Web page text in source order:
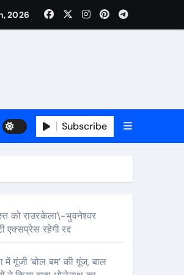
2026
Subscribe
को राउरकेला\-भुवनेश्वर
एक्सप्रेस रहेगी रद्द
में गूंजी ‘बोल बम’ की गूंज, बाल